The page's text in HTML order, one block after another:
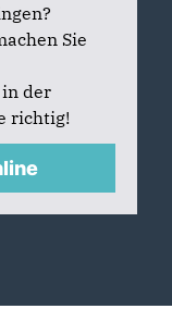
Sie
der
richtig!